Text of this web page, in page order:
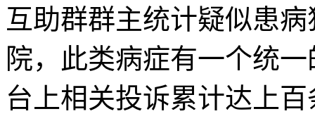
互助群群主统计疑似患
院，此类病症有一个统
台上相关投诉累计达上